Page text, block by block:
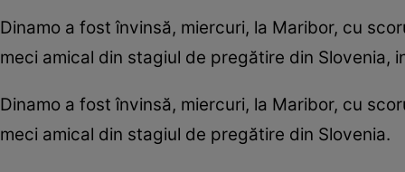
Dinamo a fost învinsă, miercuri, la Maribor, cu
meci amical din stagiul de pregătire din Slovenia,
Dinamo a fost învinsă, miercuri, la Maribor, cu
meci amical din stagiul de pregătire din Slovenia.